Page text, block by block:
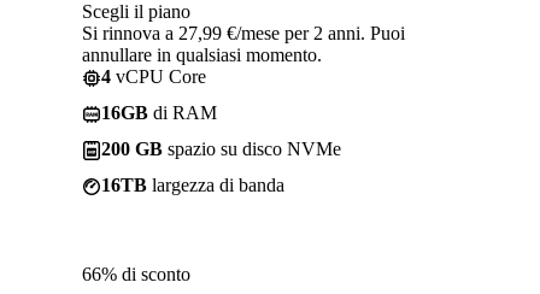
Scegli il piano
Si rinnova a 27,99 €/mese per 2 anni. Puoi
annullare in qualsiasi momento.
4 vCPU Core
16GB di RAM
200 GB spazio su disco NVMe
16TB largezza di banda
66% di sconto